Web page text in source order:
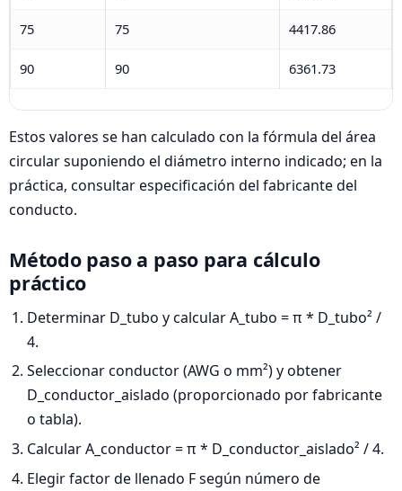
75 75 4417.86
90 90 6361.73
Estos valores se han calculado con la fórmula del área
circular suponiendo el diámetro interno indicado; en la
práctica, consultar especificación del fabricante del
conducto.
Método paso a paso para cálculo
práctico
Determinar D_tubo y calcular A_tubo = π * D_tubo² /
4.
Seleccionar conductor (AWG o mm²) y obtener
D_conductor_aislado (proporcionado por fabricante
o tabla).
Calcular A_conductor = π * D_conductor_aislado² / 4.
Elegir factor de llenado F según número de